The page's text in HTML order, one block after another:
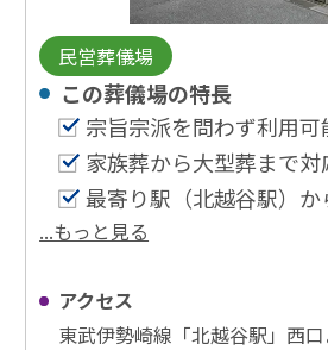
民営葬儀場
この葬儀場の特⻑
宗旨宗派を問わず利用可
家族葬から大型葬まで対
最寄り駅（北越谷駅）
...もっと見る
アクセス
東武伊勢崎線「北越谷駅」西